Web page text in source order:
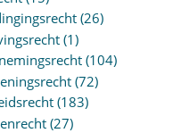
(26)
(1)
(104)
(72)
(183)
(27)